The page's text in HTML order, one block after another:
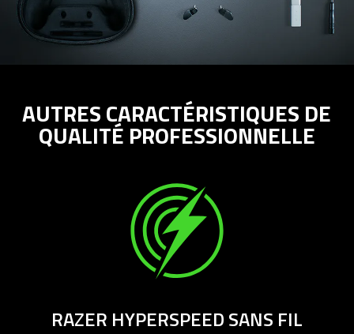
AUTRES CARACTÉRISTIQUES DE
QUALITÉ PROFESSIONNELLE
RAZER HYPERSPEED SANS FIL